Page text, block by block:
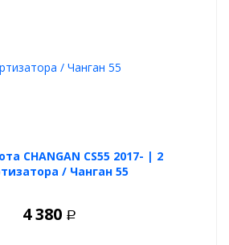
CHANGAN CS55 2017- | 2
/ Чанган 55
4 380 Р